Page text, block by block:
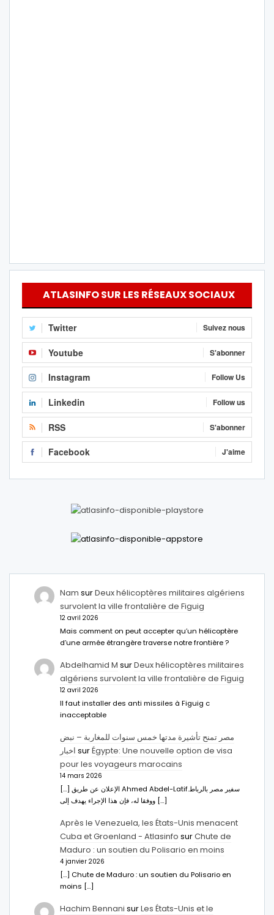
ATLASINFO SUR LES RÉSEAUX SOCIAUX
Twitter Suivez nous
Youtube S'abonner
Instagram Follow Us
Linkedin Follow us
RSS S'abonner
Facebook J'aime
Nam surDeux hélicoptères militaires algériens
survolent la ville frontalière de Figuig
12 avril 2026
Mais comment on peut accepter qu’un hélicoptère
d’une armée étrangère traverse notre frontière ?
Abdelhamid M surDeux hélicoptères militaires
algériens survolent la ville frontalière de Figuig
12 avril 2026
Il faut installer des anti missiles à Figuig c
inacceptable
مصر تمنح تأشيرة مدتها خمس سنوات للمغاربة – نبض
اخبار surÉgypte: Une nouvelle option de visa
pour les voyageurs marocains
14 mars 2026
[…] الإعلان عن طريق Ahmed Abdel-Latifسفير مصر بالرباط.
ووفقا له، فإن هذا الإجراء يهدف إلى […]
Après le Venezuela, les États-Unis menacent
Cuba et Groenland - Atlasinfo surChute de
Maduro : un soutien du Polisario en moins
4 janvier 2026
[…] Chute de Maduro : un soutien du Polisario en
moins […]
Hachim Bennani surLes États-Unis et le